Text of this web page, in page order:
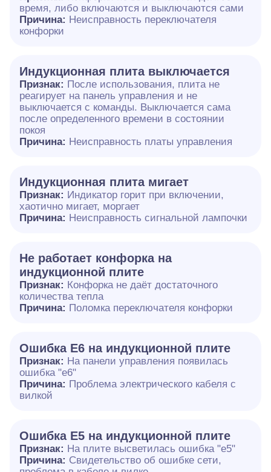
время, либо включаются и выключаются сами
Причина: Неисправность переключателя
конфорки
Индукционная плита выключается
Признак: После использования, плита не
реагирует на панель управления и не
выключается с команды. Выключается сама
после определенного времени в состоянии
покоя
Причина: Неисправность платы управления
Индукционная плита мигает
Признак: Индикатор горит при включении,
хаотично мигает, моргает
Причина: Неисправность сигнальной лампочки
Не работает конфорка на
индукционной плите
Признак: Конфорка не даёт достаточного
количества тепла
Причина: Поломка переключателя конфорки
Ошибка E6 на индукционной плите
Признак: На панели управления появилась
ошибка "e6"
Причина: Проблема электрического кабеля с
вилкой
Ошибка Е5 на индукционной плите
Признак: На плите высветилась ошибка "е5"
Причина: Свидетельство об ошибке сети,